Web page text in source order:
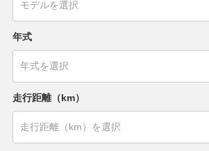
年式
走行距離（km）